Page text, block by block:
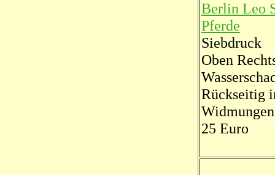
Berlin Leo
Pferde
Siebdruck
Oben
Rückseitig
Widmungen
25 Euro